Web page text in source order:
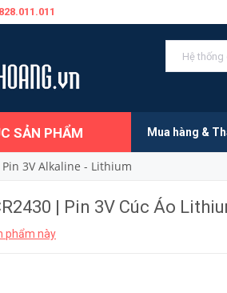
SẢN PHẨM Mua hàng &
Pin 3V Alkaline - Lithium
| Pin 3V Cúc Áo
phẩm này